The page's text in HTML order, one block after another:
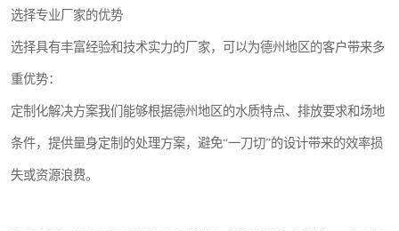
选择专业厂家的优势
选择具有丰富经验和技术实力的厂家，可以为德州地区的客户带来多
重优势：
定制化解决方案我们能够根据德州地区的水质特点、排放要求和场地
条件，提供量身定制的处理方案，避免“一刀切”的设计带来的效率损
失或资源浪费。